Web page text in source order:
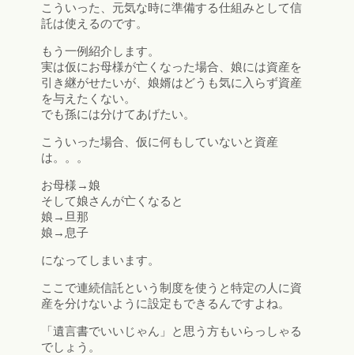
こういった、元気な時に準備する仕組みとして信
託は使えるのです。
もう一例紹介します。
実は仮にお母様が亡くなった場合、娘には資産を
引き継がせたいが、娘婿はどうも気に入らず資産
を与えたくない。
でも孫には分けてあげたい。
こういった場合、仮に何もしていないと資産
は。。。
お母様→娘
そして娘さんが亡くなると
娘→旦那
娘→息子
になってしまいます。
ここで連続信託という制度を使うと特定の人に資
産を分けないように設定もできるんですよね。
「遺言書でいいじゃん」と思う方もいらっしゃる
でしょう。